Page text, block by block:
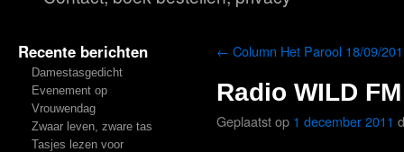
Recente berichten
Damestasgedicht
Evenement op
Vrouwendag
Zwaar leven, zware tas
Tasjes lezen voor
← Column Het Parool 18/09/
Radio WILD
Geplaatst op 1 december 2011